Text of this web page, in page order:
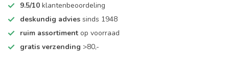
9.5/10 klantenbeoordeling
deskundig advies sinds 1948
ruim assortiment op voorraad
gratis verzending >80,-